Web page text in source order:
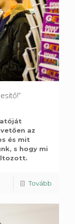
az
és mit
s hogy mi
Tovább